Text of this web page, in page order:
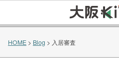
HOME > Blog > 入居審査